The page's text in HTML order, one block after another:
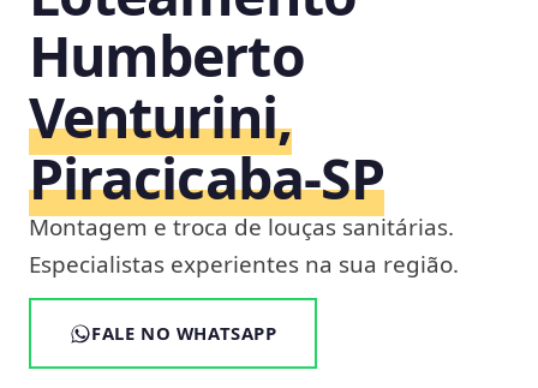
Humberto
Venturini,
Piracicaba‑SP
Montagem e troca de louças sanitárias.
Especialistas experientes na sua região.
FALE NO WHATSAPP